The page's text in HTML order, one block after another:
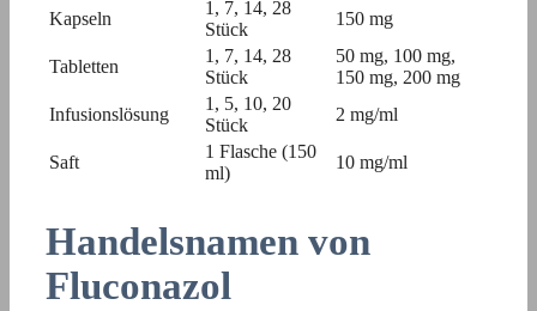
Kapseln
1, 7, 14, 28
Stück
150 mg
Tabletten
1, 7, 14, 28
Stück
50 mg, 100 mg,
150 mg, 200 mg
Infusionslösung
1, 5, 10, 20
Stück
2 mg/ml
Saft
1 Flasche (150
ml)
10 mg/ml
Handelsnamen von
Fluconazol